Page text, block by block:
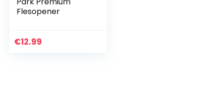
Flesopener
€12.99